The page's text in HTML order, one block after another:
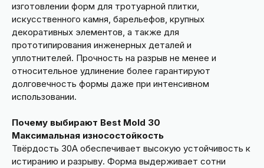
изготовлении форм для тротуарной плитки,
искусственного камня, барельефов, крупных
декоративных элементов, а также для
прототипирования инженерных деталей и
уплотнителей. Прочность на разрыв не менее и
относительное удлинение более гарантируют
долговечность формы даже при интенсивном
использовании.
Почему выбирают Best Mold 30
Максимальная износостойкость
Твёрдость 30А обеспечивает высокую устойчивость к
истиранию и разрыву. Форма выдерживает сотни